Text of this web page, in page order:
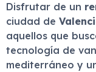
Disfrutar de un
ciudad de
aquellos que
tecnología de
mediterráneo y